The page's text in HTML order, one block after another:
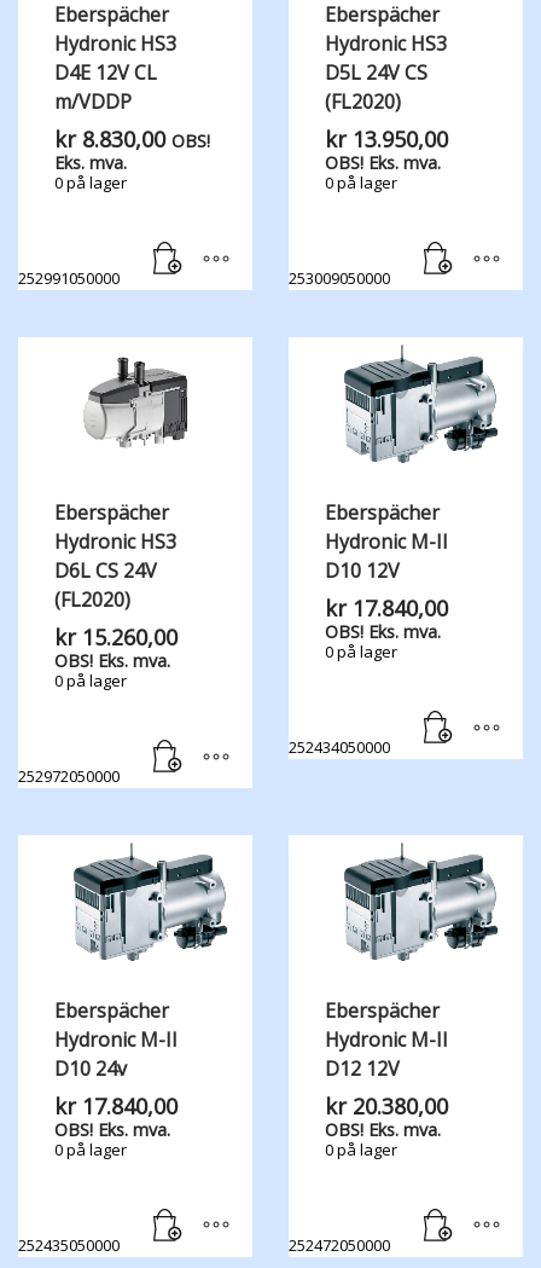
Eberspächer
Hydronic HS3
D4E 12V CL
m/VDDP
kr8.830,00 OBS!
Eks. mva.
0 på lager
252991050000
Eberspächer
Hydronic HS3
D5L 24V CS
(FL2020)
kr13.950,00
OBS! Eks. mva.
0 på lager
253009050000
Eberspächer
Hydronic HS3
D6L CS 24V
(FL2020)
kr15.260,00
OBS! Eks. mva.
0 på lager
252972050000
Eberspächer
Hydronic M-II
D10 12V
kr17.840,00
OBS! Eks. mva.
0 på lager
252434050000
Eberspächer
Hydronic M-II
D10 24v
kr17.840,00
OBS! Eks. mva.
0 på lager
252435050000
Eberspächer
Hydronic M-II
D12 12V
kr20.380,00
OBS! Eks. mva.
0 på lager
252472050000